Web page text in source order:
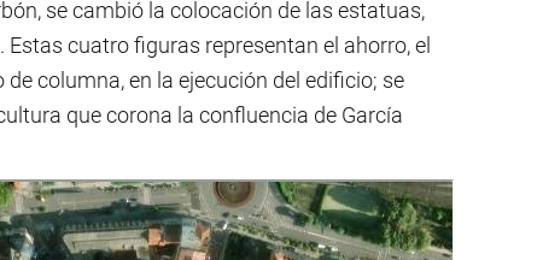
se cambió la colocación de las estatuas,
cuatro figuras representan el ahorro, el
columna, en la ejecución del edificio; se
que corona la confluencia de García